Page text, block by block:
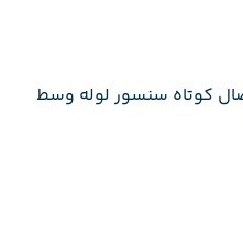
کوتاه سنسور لوله وسط